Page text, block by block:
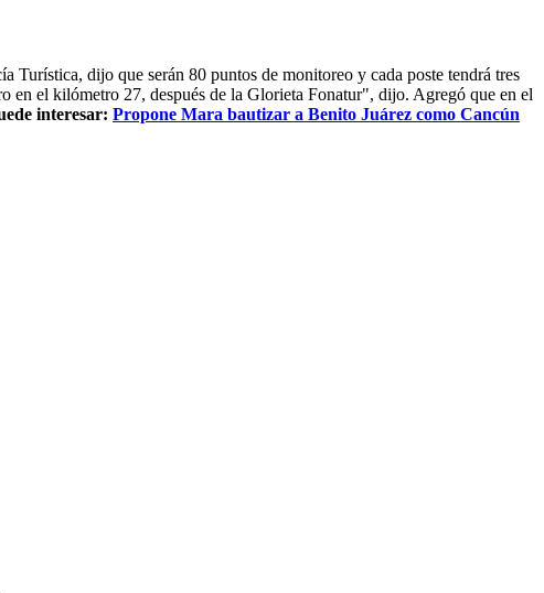
Turística, dijo que serán 80 puntos de monitoreo y cada poste tendrá tres
en el kilómetro 27, después de la Glorieta Fonatur", dijo. Agregó que en el
interesar: Propone Mara bautizar a Benito Juárez como Cancún